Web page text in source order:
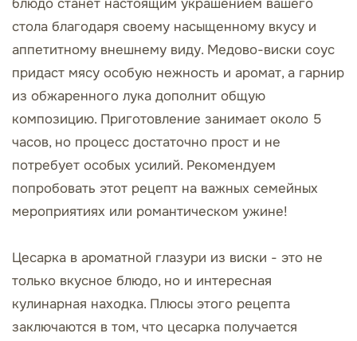
блюдо станет настоящим украшением вашего
стола благодаря своему насыщенному вкусу и
аппетитному внешнему виду. Медово-виски соус
придаст мясу особую нежность и аромат, а гарнир
из обжаренного лука дополнит общую
композицию. Приготовление занимает около 5
часов, но процесс достаточно прост и не
потребует особых усилий. Рекомендуем
попробовать этот рецепт на важных семейных
мероприятиях или романтическом ужине!
Цесарка в ароматной глазури из виски - это не
только вкусное блюдо, но и интересная
кулинарная находка. Плюсы этого рецепта
заключаются в том, что цесарка получается